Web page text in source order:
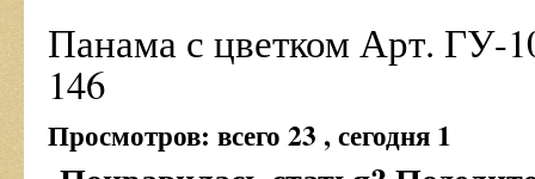
Панама с цветком Арт. ГУ-
146
Просмотров: всего 23 , сегодня 1